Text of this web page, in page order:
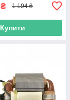
₴ 1 194 ₴
Купити